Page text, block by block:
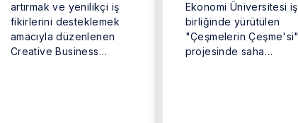
artırmak ve yenilikçi iş
fikirlerini desteklemek
amacıyla düzenlenen
Creative Business
Ekonomi Üniversitesi iş
birliğinde yürütülen
"Çeşmelerin Çeşme'si"
projesinde saha